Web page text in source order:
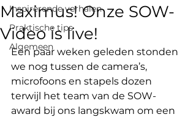
Inspirerende verhalen
Praktische tips
Algemeen
Maximus! Onze SOW-
Video is live!
Een paar weken geleden stonden
we nog tussen de camera’s,
microfoons en stapels dozen
terwijl het team van de SOW-
award bij ons langskwam om een